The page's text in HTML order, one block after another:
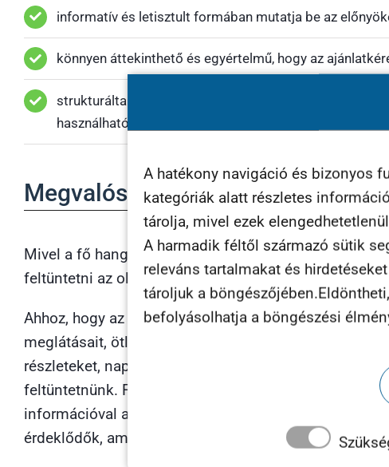
A hatékony navigáció és bizonyos
kategóriák alatt részletes
tárolja, mivel ezek
A harmadik féltől származó sütik
releváns tartalmakat és
tároljuk a
befolyásolhatja a böngészési
informatív és letisztult formában mutatja be az
könnyen áttekinthető és egyértelmű, hogy az
strukturáltan kezeli minden érdeklődő adatát, ami
használható (CRM funkciók)
Megvalósítás
Mivel a fő hangsúly inkább a beszerelésen és az
feltüntetni az oldalon, nem kerülhetett emiatt
Ahhoz, hogy az oldal sikeresen konvertáljon, azaz
meglátásait, ötleteit alapul véve terveztük meg a
részleteket, napelem paramétereket stb. mindig a
feltüntetnünk. Félő volt ugyanis, hogy amennyiben
információval a látogatókat, akik végül nem is
érdeklődők, aminek során megválaszolják az összes